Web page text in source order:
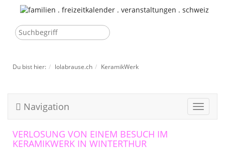
Du bist hier: lolabrause.ch KeramikWerk
Toggle
Navigation
VERLOSUNG VON EINEM BESUCH IM
KERAMIKWERK IN WINTERTHUR